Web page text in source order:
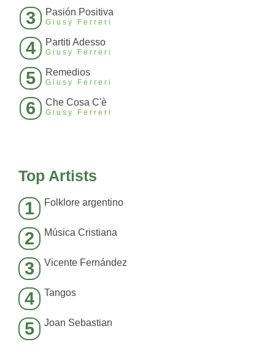
3 Pasión Positiva
Giusy Ferreri
4 Partiti Adesso
Giusy Ferreri
5 Remedios
Giusy Ferreri
6 Che Cosa C'è
Giusy Ferreri
Top Artists
1 Folklore argentino
2 Música Cristiana
3 Vicente Fernández
4 Tangos
5 Joan Sebastian